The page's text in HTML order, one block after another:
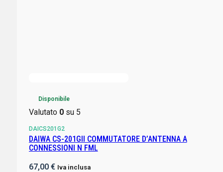
Disponibile
Valutato 0su 5
DAICS201G2
DAIWA CS-201GII COMMUTATORE D’ANTENNA A
CONNESSIONI N FML
67,00 € Iva inclusa